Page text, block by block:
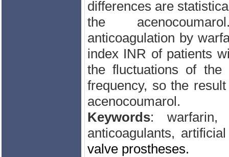
differences are
the
anticoagulation by
index INR of patients
the fluctuations of
frequency, so the
acenocoumarol.
Keywords: warfarin
anticoagulants,
valve prostheses.